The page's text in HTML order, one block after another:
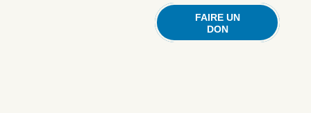
FAIRE UN
DON